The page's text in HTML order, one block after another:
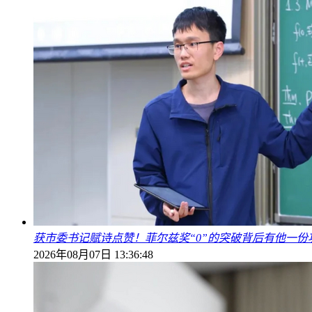
获市委书记赋诗点赞！菲尔兹奖“0”的突破背后有他一份
2026年08月07日 13:36:48